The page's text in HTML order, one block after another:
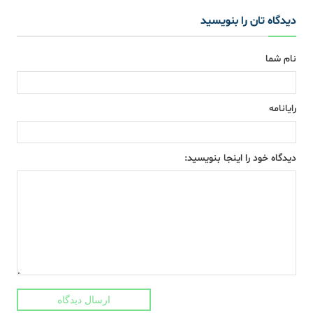
دیدگاه تان را بنویسید
نام شما
رایانامه
دیدگاه خود را اینجا بنویسید:
ارسال دیدگاه